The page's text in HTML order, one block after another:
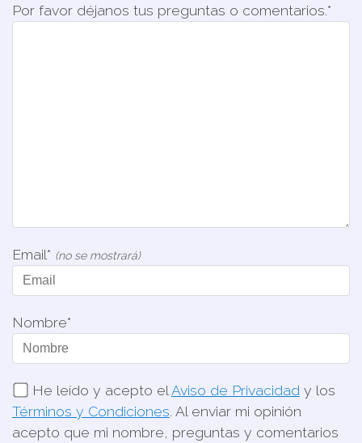
Por favor déjanos tus preguntas o comentarios.*
Email* (no se mostrará)
Nombre*
He leído y acepto el Aviso de Privacidad y los
Términos y Condiciones. Al enviar mi opinión
acepto que mi nombre, preguntas y comentarios